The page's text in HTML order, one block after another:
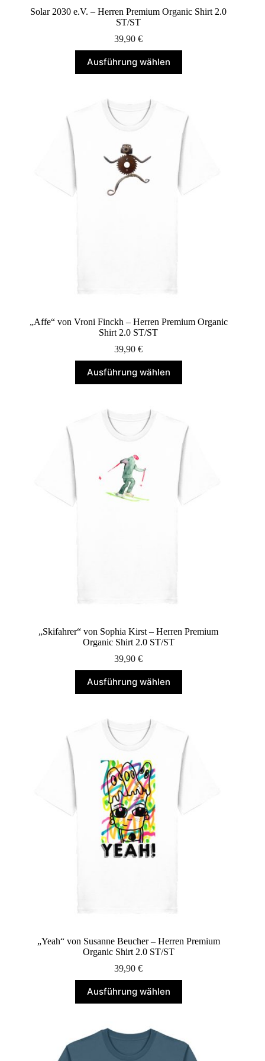
Solar 2030 e.V. – Herren Premium Organic Shirt 2.0
ST/ST
39,90€
Ausführung wählen
Produkt
weist
Varianten
Die
auf
der
Produktseite
gewählt
„Affe“ von Vroni Finckh – Herren Premium Organic
Shirt 2.0 ST/ST
39,90€
Ausführung wählen
Produkt
weist
Varianten
Die
auf
der
Produktseite
gewählt
werden
„Skifahrer“ von Sophia Kirst – Herren Premium
Organic Shirt 2.0 ST/ST
39,90€
Ausführung wählen
Produkt
weist
Varianten
Die
können
auf
der
Produktseite
gewählt
werden
„Yeah“ von Susanne Beucher – Herren Premium
Organic Shirt 2.0 ST/ST
39,90€
Ausführung wählen
Produkt
weist
Varianten
auf.
Die